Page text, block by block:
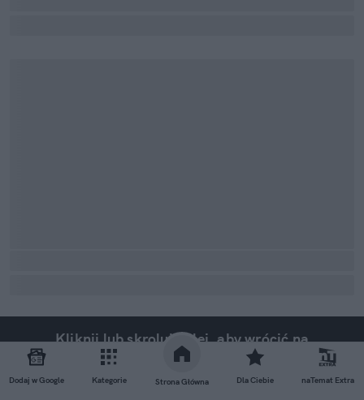
Dodaj w Google Kategorie Strona Główna Dla Ciebie naTemat Extra
Kliknij lub skroluj dalej, aby wrócić na
stronę główną